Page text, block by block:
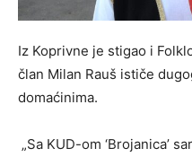
Iz Koprivne je stigao i
član Milan Rauš ističe
domaćinima.
„Sa KUD-om ‘Brojanica’